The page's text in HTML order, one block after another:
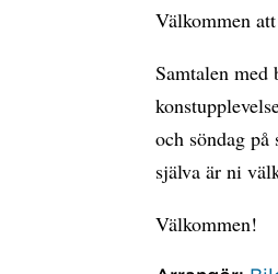
Välkommen
Samtalen
och söndag
själva är ni
Välkommen!